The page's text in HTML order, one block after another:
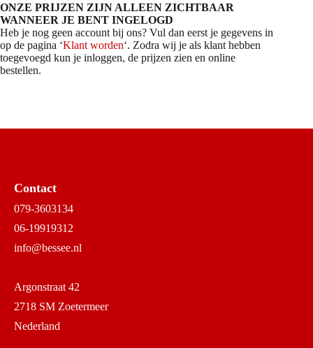
ONZE PRIJZEN ZIJN ALLEEN ZICHTBAAR
WANNEER JE BENT INGELOGD
Heb je nog geen account bij ons? Vul dan eerst je gegevens in
op de pagina ‘Klant worden‘. Zodra wij je als klant hebben
toegevoegd kun je inloggen, de prijzen zien en online
bestellen.
Contact
079-3603134
06-19919312
info@bessee.nl
Argonstraat 42
2718 SM Zoetermeer
Nederland